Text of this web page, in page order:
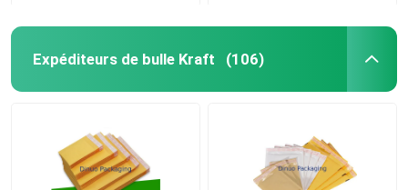
Expéditeurs de bulle Kraft (106)